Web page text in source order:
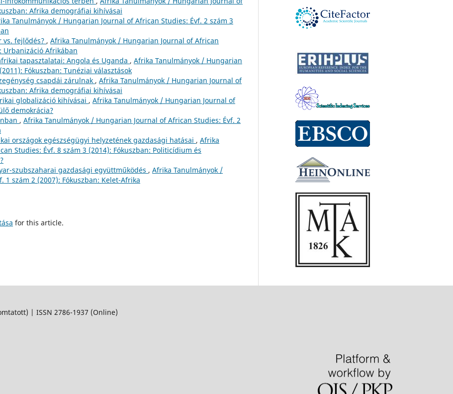
Afrika demográfiai kihívásai
Tanulmányok / Hungarian Journal of African Studies: Évf. 2 szám 3
vs. fejlődés? , Afrika Tanulmányok / Hungarian Journal of African
Urbanizáció Afrikában
tapasztalatai: Angola és Uganda , Afrika Tanulmányok / Hungarian
Fókuszban: Tunéziai választások
csapdái zárulnak , Afrika Tanulmányok / Hungarian Journal of
Afrika demográfiai kihívásai
globalizáció kihívásai , Afrika Tanulmányok / Hungarian Journal of
demokrácia?
, Afrika Tanulmányok / Hungarian Journal of African Studies: Évf. 2
országok egészségügyi helyzetének gazdasági hatásai , Afrika
Studies: Évf. 8 szám 3 (2014): Fókuszban: Politicídium és
szubszaharai gazdasági együttműködés , Afrika Tanulmányok /
szám 2 (2007): Fókuszban: Kelet-Afrika
for this article.
| ISSN 2786-1937 (Online)